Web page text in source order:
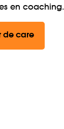
en coaching.
de care